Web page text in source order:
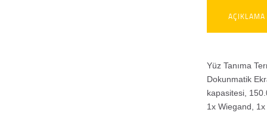
AÇIKLAMA
Yüz Tanıma
Dokunmatik
kapasitesi,
1x Wiegand, 1x